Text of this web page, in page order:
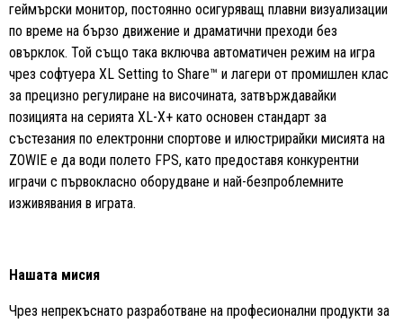
геймърски монитор, постоянно осигуряващ плавни визуализации
по време на бързо движение и драматични преходи без
овърклок. Той също така включва автоматичен режим на игра
чрез софтуера XL Setting to Share™ и лагери от промишлен клас
за прецизно регулиране на височината, затвърждавайки
позицията на серията XL-X+ като основен стандарт за
състезания по електронни спортове и илюстрирайки мисията на
ZOWIE е да води полето FPS, като предоставя конкурентни
играчи с първокласно оборудване и най-безпроблемните
изживявания в играта.
Нашата мисия
Чрез непрекъснато разработване на професионални продукти за